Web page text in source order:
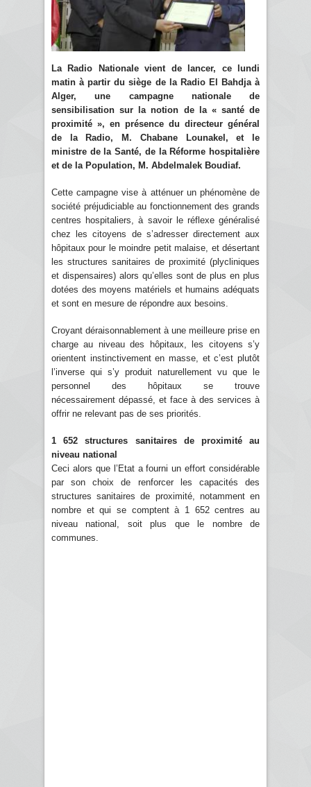
La Radio Nationale vient de lancer, ce lundi
matin à partir du siège de la Radio El Bahdja à
Alger, une campagne nationale de
sensibilisation sur la notion de la « santé de
proximité », en présence du directeur général
de la Radio, M. Chabane Lounakel, et le
ministre de la Santé, de la Réforme hospitalière
et de la Population, M. Abdelmalek Boudiaf.
Cette campagne vise à atténuer un phénomène de
société préjudiciable au fonctionnement des grands
centres hospitaliers, à savoir le réflexe généralisé
chez les citoyens de s’adresser directement aux
hôpitaux pour le moindre petit malaise, et désertant
les structures sanitaires de proximité (plycliniques
et dispensaires) alors qu’elles sont de plus en plus
dotées des moyens matériels et humains adéquats
et sont en mesure de répondre aux besoins.
Croyant déraisonnablement à une meilleure prise en
charge au niveau des hôpitaux, les citoyens s’y
orientent instinctivement en masse, et c’est plutôt
l’inverse qui s’y produit naturellement vu que le
personnel des hôpitaux se trouve
nécessairement dépassé, et face à des services à
offrir ne relevant pas de ses priorités.
1 652 structures sanitaires de proximité au
niveau national
Ceci alors que l’Etat a fourni un effort considérable
par son choix de renforcer les capacités des
structures sanitaires de proximité, notamment en
nombre et qui se comptent à 1 652 centres au
niveau national, soit plus que le nombre de
communes.